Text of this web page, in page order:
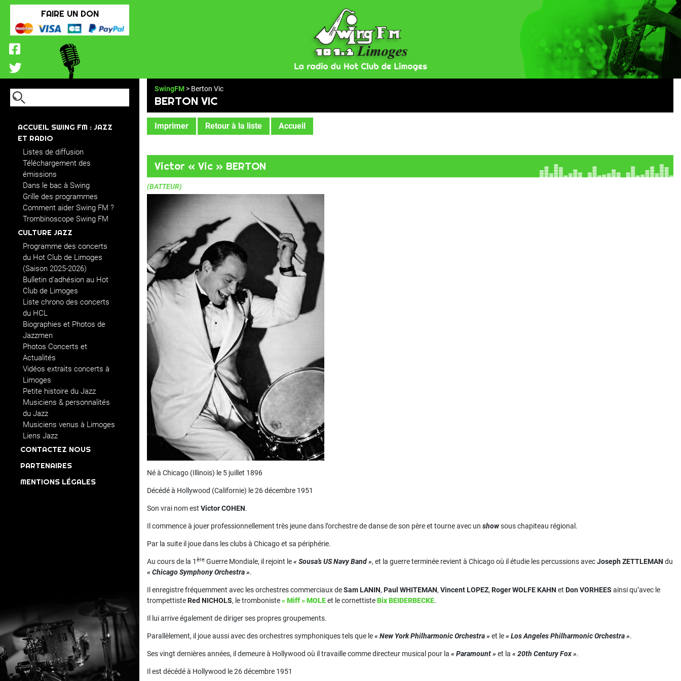
FAIRE UN DON
ACCUEIL SWING FM : JAZZ
ET RADIO
Listes de diffusion
Téléchargement des
émissions
Dans le bac à Swing
Grille des programmes
Comment aider Swing FM ?
Trombinoscope Swing FM
CULTURE JAZZ
Programme des concerts
du Hot Club de Limoges
(Saison 2025-2026)
Bulletin d’adhésion au Hot
Club de Limoges
Liste chrono des concerts
du HCL
Biographies et Photos de
Jazzmen
Photos Concerts et
Actualités
Vidéos extraits concerts à
Limoges
Petite histoire du Jazz
Musiciens & personnalités
du Jazz
Musiciens venus à Limoges
Liens Jazz
CONTACTEZ NOUS
PARTENAIRES
MENTIONS LÉGALES
SwingFM > Berton Vic
BERTON VIC
Imprimer Retour à la liste Accueil
Victor « Vic » BERTON
(BATTEUR)
Né à Chicago (Illinois) le 5 juillet 1896
Décédé à Hollywood (Californie) le 26 décembre 1951
Son vrai nom est Victor COHEN.
Il commence à jouer professionnellement très jeune dans l’orchestre de danse de son père et tourne avec un showsous chapiteau régional.
Par la suite il joue dans les clubs à Chicago et sa périphérie.
Au cours de la 1 ère Guerre Mondiale, il rejoint le« Sousa’s US Navy Band », et la guerre terminée revient à Chicago où il étudie les percussions avecJoseph ZETTLEMAN du
« Chicago Symphony Orchestra ».
Il enregistre fréquemment avec les orchestres commerciaux deSam LANIN, Paul WHITEMAN, Vincent LOPEZ, Roger WOLFE KAHN et Don VORHEES ainsi qu’avec le
trompettisteRed NICHOLS, le tromboniste« Miff » MOLEet le cornettisteBix BEIDERBECKE.
Il lui arrive également de diriger ses propres groupements.
Parallèlement, il joue aussi avec des orchestres symphoniques tels que le« New York Philharmonic Orchestra » et le« Los Angeles Philharmonic Orchestra ».
Ses vingt dernières années, il demeure à Hollywood où il travaille comme directeur musical pour la « Paramount » et la « 20th Century Fox ».
Il est décédé à Hollywood le 26 décembre 1951